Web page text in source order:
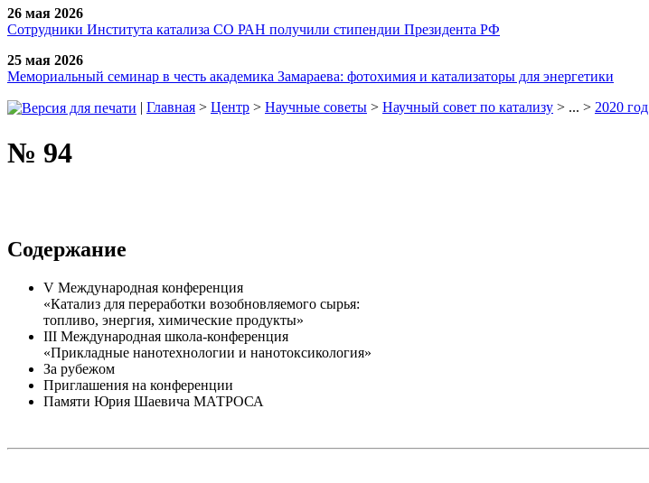
26 мая 2026
Сотрудники Института катализа СО РАН получили стипендии Президента РФ
25 мая 2026
Мемориальный семинар в честь академика Замараева: фотохимия и катализаторы для энергетики
| Главная > Центр > Научные советы > Научный совет по катализу > ... > 2020 год
№ 94
Содержание
V Международная конференция
«Катализ для переработки возобновляемого сырья:
топливо, энергия, химические продукты»
III Международная школа-конференция
«Прикладные нанотехнологии и нанотоксикология»
За рубежом
Приглашения на конференции
Памяти Юрия Шаевича МАТРОСА